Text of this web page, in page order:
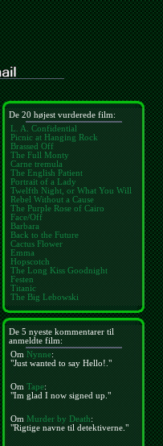
De 20 højest vurderede film:
L. A. Confidential
Picnic at Hanging Rock
Brassed Off
The Full Monty
Carne tremula
The English Patient
Portrait of a Lady
Twelfth Night, or What You Will
Rebel Without a Cause
The Purple Rose of Cairo
Face/Off
Barbara
Back to the Future
Cactus Flower
Emma
Hopscotch
The Long Kiss Goodnight
Festen
Titanic
The Big Lebowski
De 5 nyeste kommentarer til
anmeldte film:
OmNynne:
"Just wanted to say Hello!."
OmTape:
"Im glad I now signed up."
OmMurder by Death:
"Rigtige navne til detektiverne."